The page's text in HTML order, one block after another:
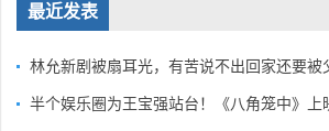
最近发表
林允新剧被扇耳光，有苦说不出回家还要被
半个娱乐圈为王宝强站台！《八角笼中》上